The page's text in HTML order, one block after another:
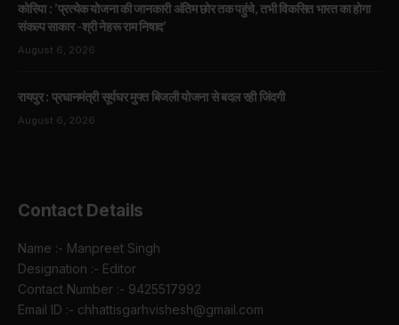
कोरिया : ’प्रत्येक योजना की जानकारी अंतिम छोर तक पहुंचे, तभी विकसित भारत का होगा
संकल्प साकार -श्री नेहरू राम निषाद’
August 6, 2026
रायपुर : प्रधानमंत्री सूर्यघर मुफ्त बिजली योजना से बदल रही जिंदगी
August 6, 2026
Contact Details
Name :- Manpreet Singh
Designation :- Editor
Contact Number :- 9425517992
Email ID :- chhattisgarhvishesh@gmail.com